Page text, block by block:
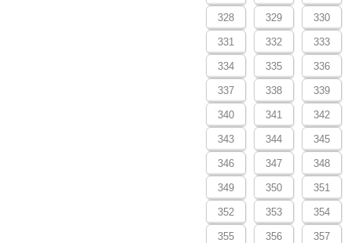
328 329 330
331 332 333
334 335 336
337 338 339
340 341 342
343 344 345
346 347 348
349 350 351
352 353 354
355 356 357